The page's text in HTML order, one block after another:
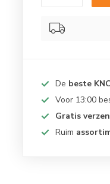
De beste
Voor 13:00
Gratis
Ruim